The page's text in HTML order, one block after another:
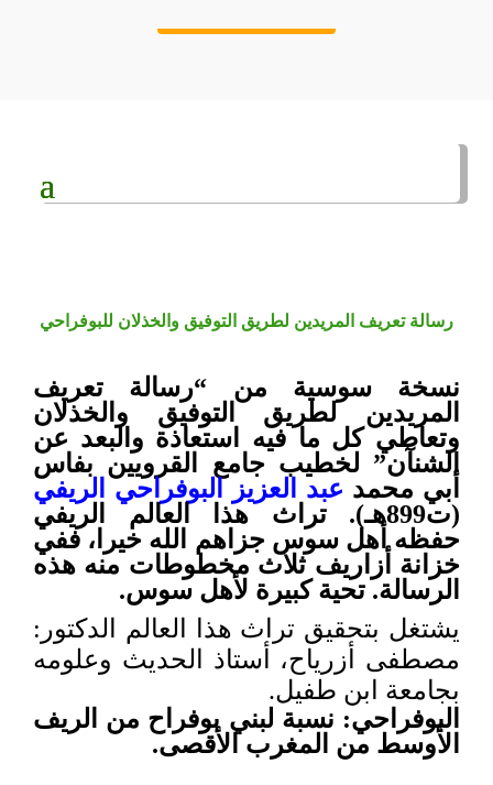
رسالة تعريف المريدين لطريق التوفيق والخذلان للبوفراحي
نسخة سوسية من “رسالة تعريف
المريدين لطريق التوفيق والخذلان
وتعاطي كل ما فيه استعاذة والبعد عن
الشنآن” لخطيب جامع القرويين بفاس
أبي محمد عبد العزيز البوفراحي الريفي
(ت899هـ).
تراث هذا العالم الريفي
حفظه أهل سوس جزاهم الله خيرا، ففي
خزانة أزاريف ثلاث مخطوطات منه هذه
الرسالة. تحية كبيرة لأهل سوس.
يشتغل بتحقيق تراث هذا العالم الدكتور:
مصطفى أزرياح، أستاذ الحديث وعلومه
بجامعة ابن طفيل.
البوفراحي: نسبة لبني بوفراح من الريف
الأوسط من المغرب الأقصى.